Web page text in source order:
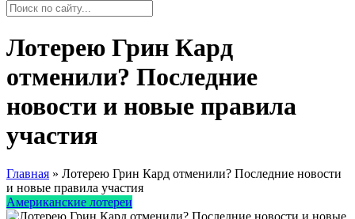
Лотерею Грин Кард
отменили? Последние
новости и новые правила
участия
Главная » Лотерею Грин Кард отменили? Последние новости
и новые правила участия
Американские лотереи